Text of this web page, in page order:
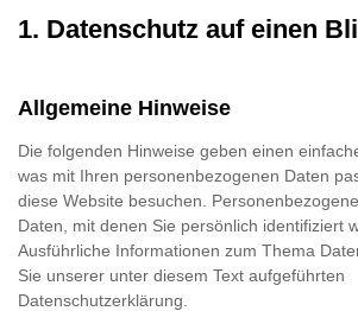
1. Datenschutz auf einen
Allgemeine Hinweise
Die folgenden Hinweise geben einen
was mit Ihren personenbezogenen Daten
diese Website besuchen.
Daten, mit denen Sie persönlich identifiziert
Ausführliche Informationen zum Thema
Sie unserer unter diesem Text aufgeführten
Datenschutzerklärung.